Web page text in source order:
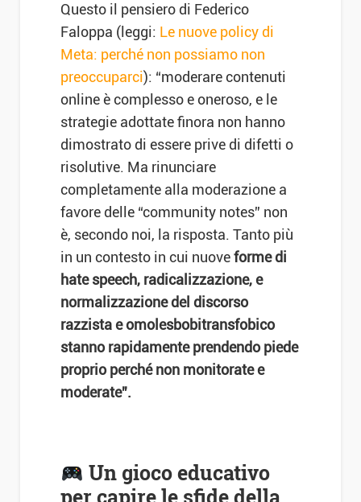
Questo il pensiero di Federico
Faloppa (leggi: Le nuove policy di
Meta: perché non possiamo non
preoccuparci): “moderare contenuti
online è complesso e oneroso, e le
strategie adottate finora non hanno
dimostrato di essere prive di difetti o
risolutive. Ma rinunciare
completamente alla moderazione a
favore delle “community notes” non
è, secondo noi, la risposta. Tanto più
in un contesto in cui nuoveforme di
hate speech, radicalizzazione, e
normalizzazione del discorso
razzista e omolesbobitransfobico
stanno rapidamente prendendo piede
proprio perché non monitorate e
moderate”.
Un gioco educativo